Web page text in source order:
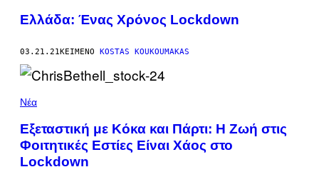
Ελλάδα: Ένας Χρόνος Lockdown
03.21.21ΚΕΊΜΕΝΟ KOSTAS KOUKOUMAKAS
Νέα
Εξεταστική με Κόκα και Πάρτι: Η Ζωή στις
Φοιτητικές Εστίες Είναι Χάος στο
Lockdown